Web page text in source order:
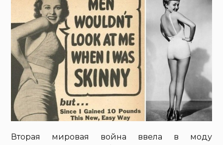
Вторая мировая война ввела в моду